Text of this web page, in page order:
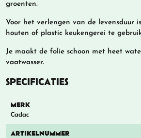
groenten.
Voor het verlengen van de levensduur
houten of plastic keukengerei te
Je maakt de folie schoon met heet
vaatwasser.
SPECIFICATIES
MERK
Cadac
ARTIKELNUMMER